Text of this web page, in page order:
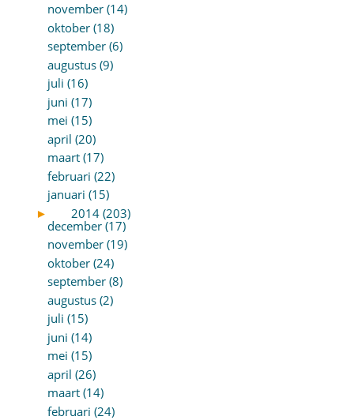
november (14)
oktober (18)
september (6)
augustus (9)
juli (16)
juni (17)
mei (15)
april (20)
maart (17)
februari (22)
januari (15)
►
2014 (203)
december (17)
november (19)
oktober (24)
september (8)
augustus (2)
juli (15)
juni (14)
mei (15)
april (26)
maart (14)
februari (24)